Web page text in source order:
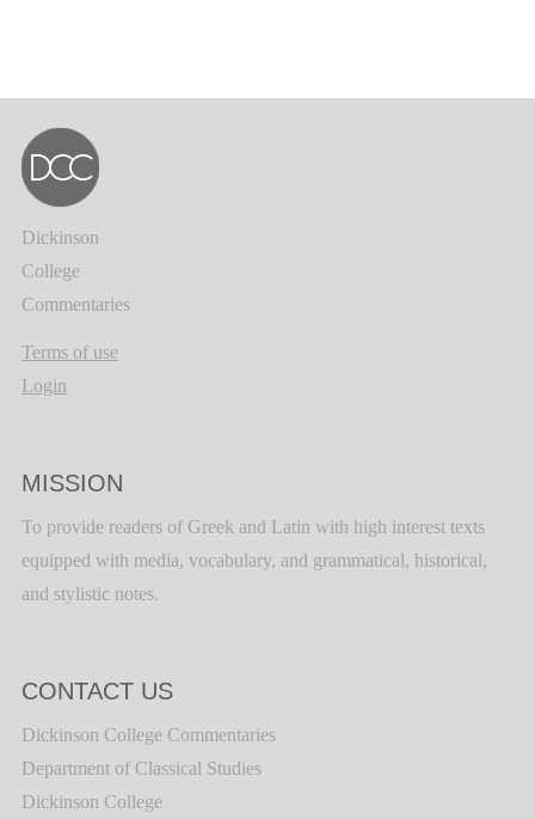
Dickinson
College
Commentaries
Terms of use
Login
MISSION
To provide readers of Greek and Latin with high interest texts
equipped with media, vocabulary, and grammatical, historical,
and stylistic notes.
CONTACT US
Dickinson College Commentaries
Department of Classical Studies
Dickinson College